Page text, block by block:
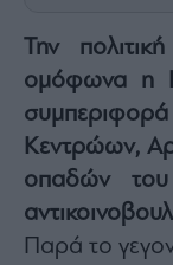
Auto
Life
&
Style
Υγεία
Architecture
&
Design
Την
ομόφωνα η
Κεντρώων,
οπαδών
Παρά το